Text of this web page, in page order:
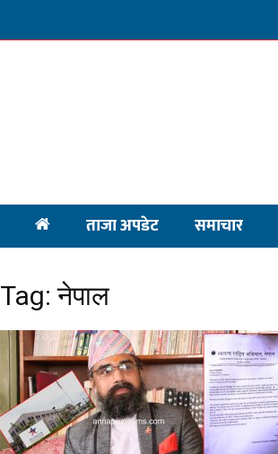
ताजा अपडेट समाचार
Tag: नेपाल